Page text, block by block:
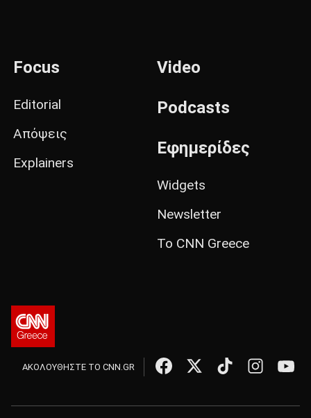
Focus
Editorial
Απόψεις
Explainers
Video
Podcasts
Εφημερίδες
Widgets
Newsletter
Το CNN Greece
ΑΚΟΛΟΥΘΗΣΤΕ ΤΟ CNN.GR